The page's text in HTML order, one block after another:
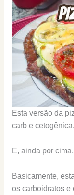
Esta versão da
carb e cetogênica.
E, ainda por
Basicamente,
os carboidratos e